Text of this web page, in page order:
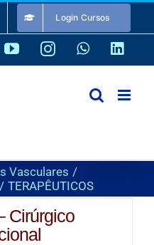
Login Cursos
YouTubeInstagramWhatsApp
Vasculares
TERAPÊUTICOS
Cirúrgico